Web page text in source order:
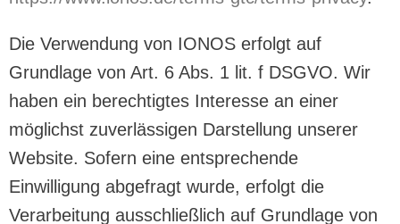
Die Verwendung von IONOS erfolgt auf
Grundlage von Art. 6 Abs. 1 lit. f DSGVO. Wir
haben ein berechtigtes Interesse an einer
möglichst zuverlässigen Darstellung unserer
Website. Sofern eine entsprechende
Einwilligung abgefragt wurde, erfolgt die
Verarbeitung ausschließlich auf Grundlage von